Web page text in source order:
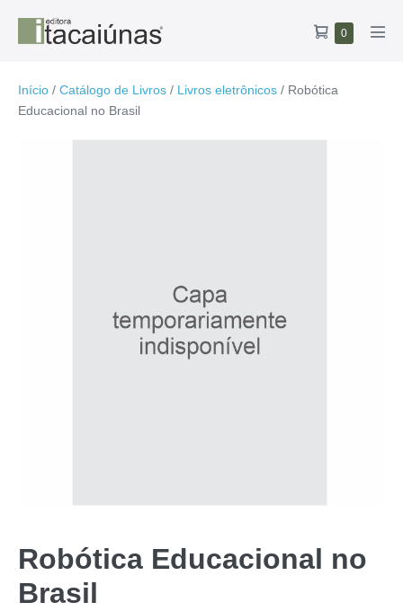
conteúdo
Carrinho
0Itens
Início / Catálogo de Livros / Livros eletrônicos / Robótica
Educacional no Brasil
Robótica Educacional no
Brasil